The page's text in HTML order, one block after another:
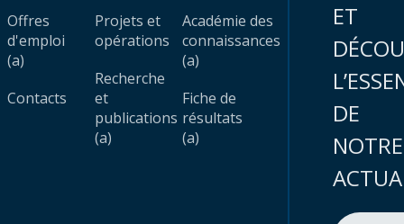
Offres
d'emploi
(a)
Contacts
Projets et
opérations
Recherche
et
publications
(a)
Académie des
connaissances
(a)
Fiche de
résultats
(a)
ET
DE
NOTRE